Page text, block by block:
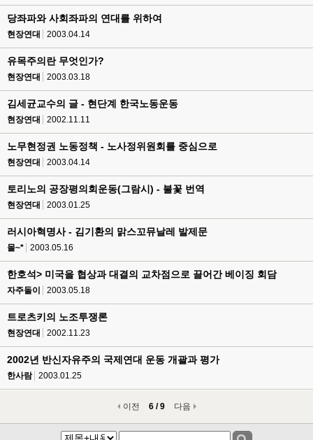
당좌파와 사회좌파의 연대를 위하여
현장연대 2003.04.14
유목주의란 무엇인가?
현장연대 2003.03.18
김세균교수의 글 - 현단계 한국노동운동
현장연대 2002.11.11
노무현정권 노동정책 - 노사정위원회를 중심으로
현장연대 2003.04.14
토리노의 공장평의회운동(그람시) - 불꽃 번역
현장연대 2003.01.25
러시아혁명사 - 김기환의 맑스꼬뮤날레 발제문
몰~* 2003.05.16
한호석> 미국을 협상과 대결의 교차점으로 끌어간 베이징 회담
자주돌이 2003.05.18
트로츠키의 노조투쟁론
현장연대 2002.11.23
2002년 반신자유주의 국제연대 운동 개괄과 평가
한사람 2003.01.25
이전 6 / 9 다음